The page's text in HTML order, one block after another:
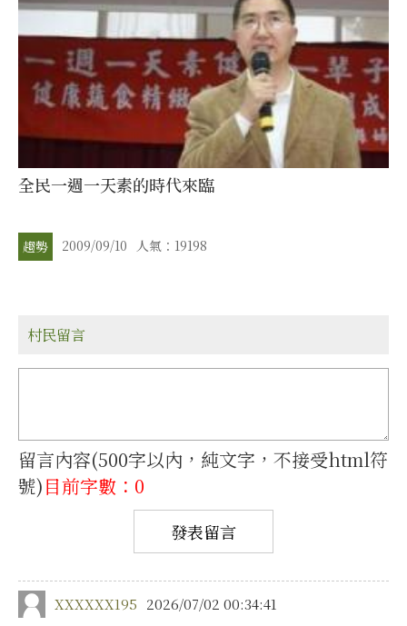
全民一週一天素的時代來臨
趨勢 2009/09/10 人氣：19198
村民留言
留言內容(500字以內，純文字，不接受html符
號)目前字數：0
XXXXXX195 2026/07/02 00:34:41